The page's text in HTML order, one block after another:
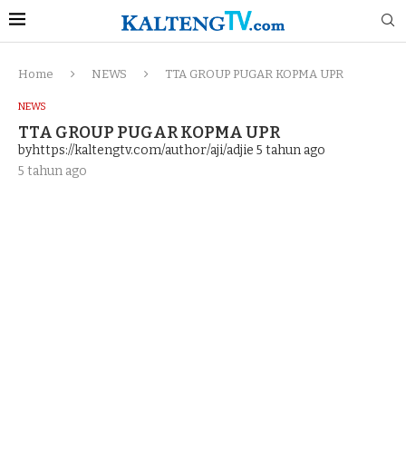
Home NEWS TTA GROUP PUGAR KOPMA UPR
NEWS
TTA GROUP PUGAR KOPMA UPR
byhttps://kaltengtv.com/author/aji/adjie 5 tahun ago
5 tahun ago